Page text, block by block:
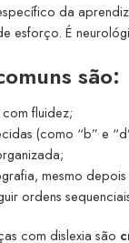
da
esforço. É
são:
fluidez;
(como “b” e
mesmo
ordens
com dislexia são